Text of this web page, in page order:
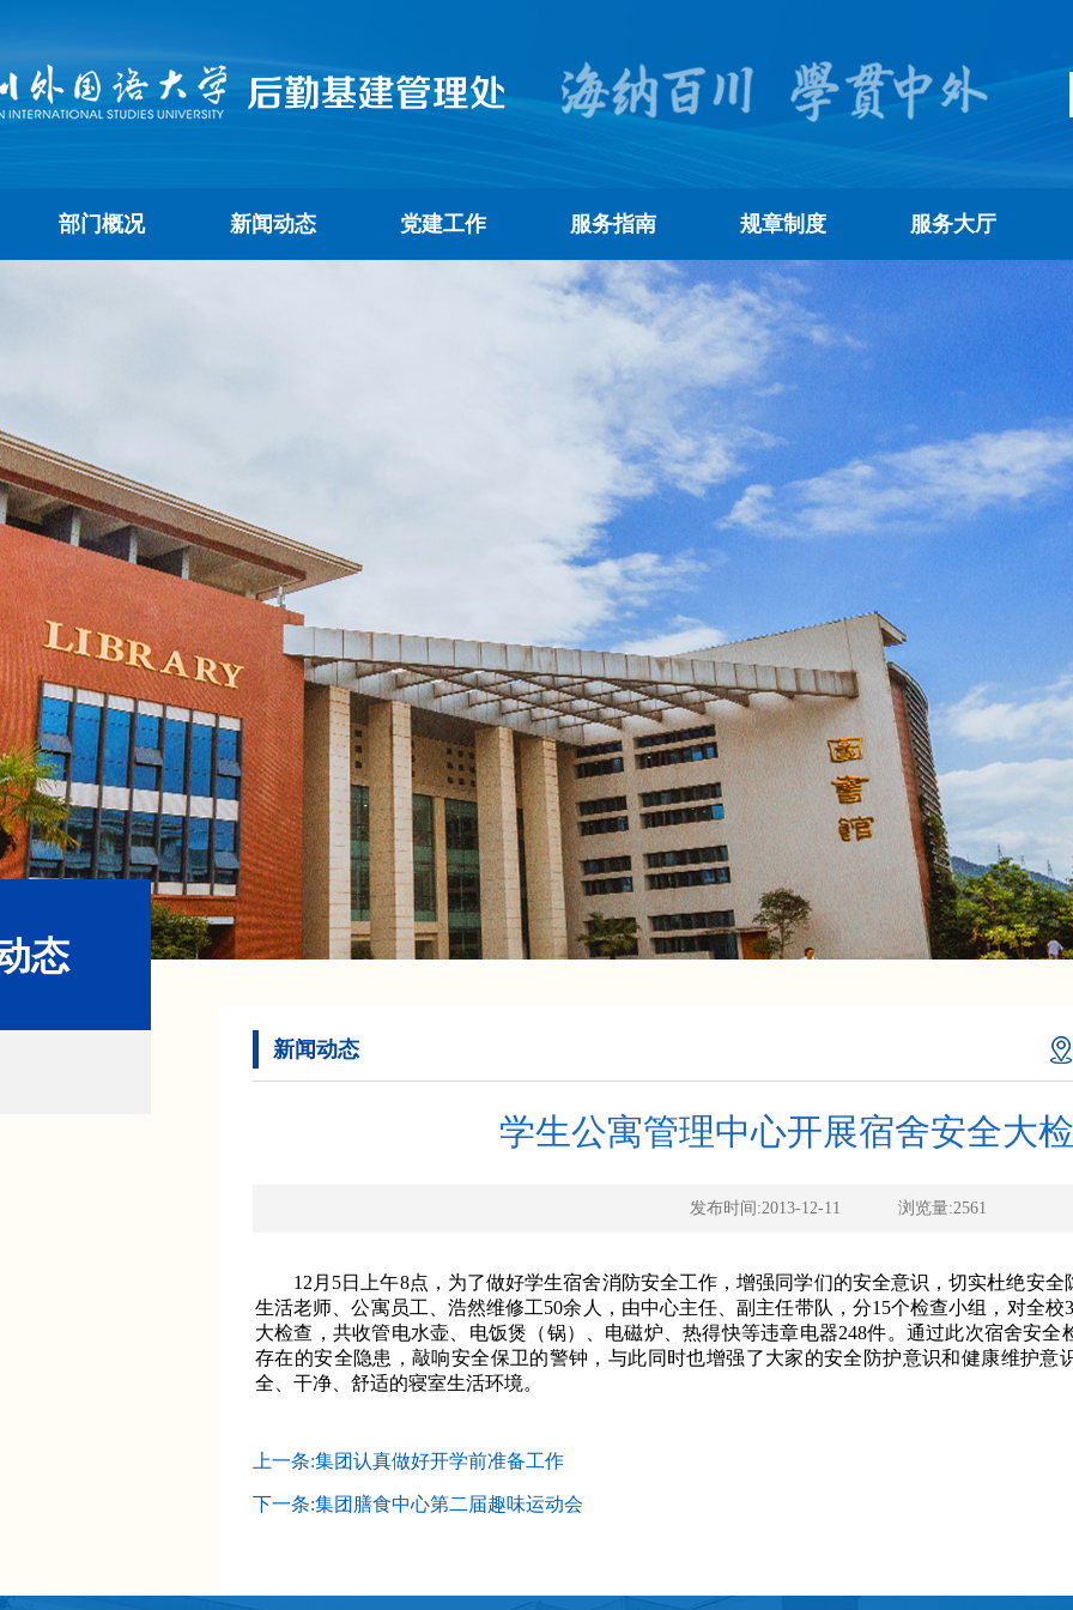
部门概况 新闻动态 党建工作 服务指南 规章制度 服务大厅
态
新闻动态
学生公寓管理中心开展宿舍安全大
发布时间:2013-12-11 浏览量:2561
12月5日上午8点，为了做好学生宿舍消防安全工作，增强同学们的安全意识，切实杜绝安
生活老师、公寓员工、浩然维修工50余人，由中心主任、副主任带队，分15个检查小组，对全校
大检查，共收管电水壶、电饭煲（锅）、电磁炉、热得快等违章电器248件。通过此次宿舍安全
存在的安全隐患，敲响安全保卫的警钟，与此同时也增强了大家的安全防护意识和健康维护意
全、干净、舒适的寝室生活环境。
上一条:集团认真做好开学前准备工作
下一条:集团膳食中心第二届趣味运动会